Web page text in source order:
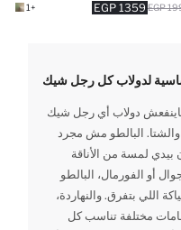
1359 EGP 1999
+1
لدولاب كل رجل شيك
دولاب أي رجل شيك
البالطو مش مجرد
بيدي لمسة من الأناقة
أو الفورمال، البالطو
اللي بتفرق. والنهاردة،
مختلفة تناسب كل